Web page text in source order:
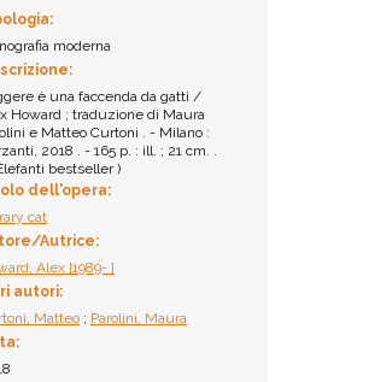
moderna
è una faccenda da gatti /
Howard ; traduzione di Maura
e Matteo Curtoni . - Milano :
2018 . - 165 p. : ill. ; 21 cm. .
bestseller )
dell'opera:
cat
Autrice:
Alex [1989- ]
autori:
Matteo ; Parolini, Maura